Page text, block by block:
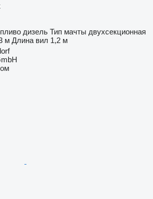
дизель Тип мачты двухсекционная
м Длина вил 1,2 м